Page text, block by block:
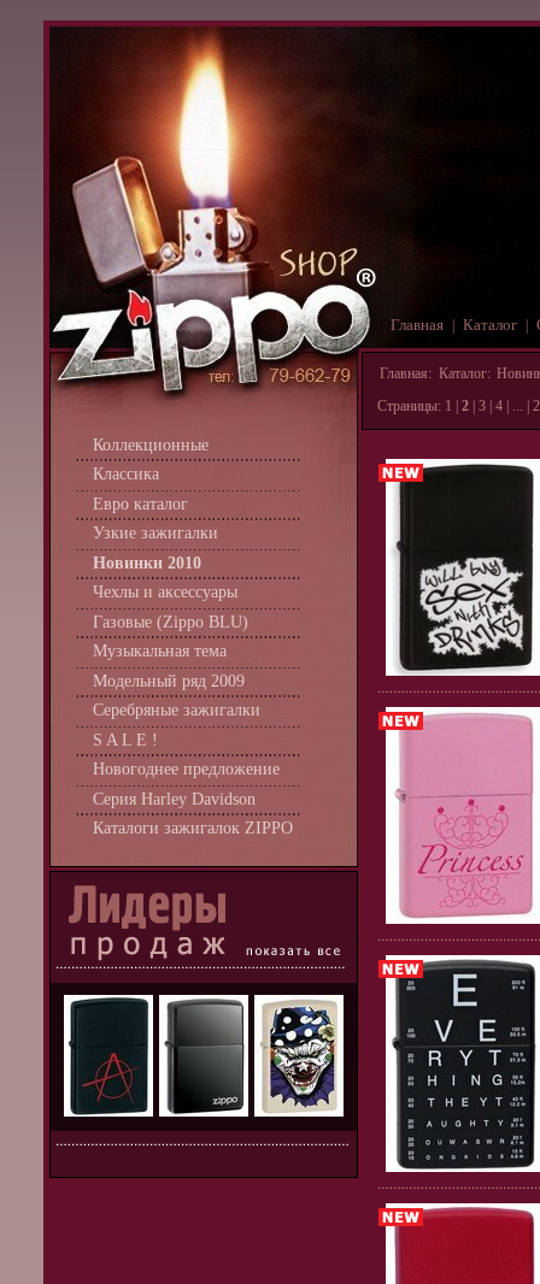
Главная Каталог
Коллекционные
Классика
Евро каталог
Узкие зажигалки
Новинки 2010
Чехлы и аксессуары
Газовые (Zippo BLU)
Музыкальная тема
Модельный ряд 2009
Серебряные зажигалки
S A L E !
Новогоднее предложение
Серия Harley Davidson
Каталоги зажигалок ZIPPO
Главная: Каталог:
Страницы: 1 2 3 4 | ... |